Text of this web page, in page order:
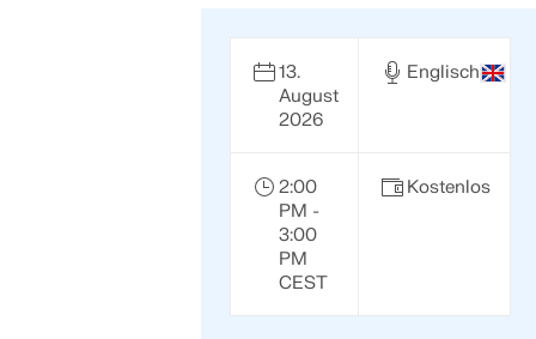
13.
August
2026
Englisch
2:00
PM -
3:00
PM
CEST
Kostenlos